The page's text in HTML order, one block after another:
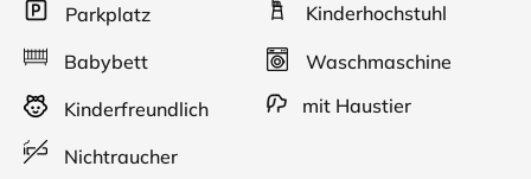
Parkplatz Kinderhochstuhl
Babybett
Waschmaschine
Kinderfreundlich
mit Haustier
Nichtraucher